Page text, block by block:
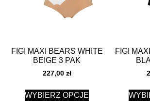
FIGI MAXI BEARS WHITE
BEIGE 3 PAK
227,00 zł
WYBIERZ OPCJE
FIGI